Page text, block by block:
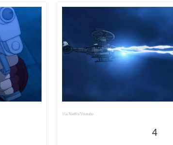
Via Netflix/Youtube
4